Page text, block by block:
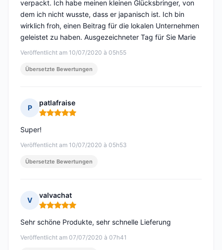
Veröffentlicht am 10/07/2020 à 05h55
verpackt. Ich habe meinen kleinen Glücksbringer, von
dem ich nicht wusste, dass er japanisch ist. Ich bin
wirklich froh, einen Beitrag für die lokalen Unternehmen
geleistet zu haben. Ausgezeichneter Tag für Sie Marie
Übersetzte Bewertungen
P
patlafraise
Hinweis: 5 von 5
Veröffentlicht am 10/07/2020 à 05h53
Super!
Übersetzte Bewertungen
V
valvachat
Hinweis: 5 von 5
Veröffentlicht am 07/07/2020 à 07h41
Sehr schöne Produkte, sehr schnelle Lieferung